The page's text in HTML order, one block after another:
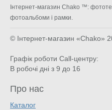
Інтернет-магазин Chako ™:
фотоальбоми і рамки.
© Інтернет-магазин «Chako»
Графік роботи Call-центру:
В робочі дні з 9 до 16
Про нас
Каталог